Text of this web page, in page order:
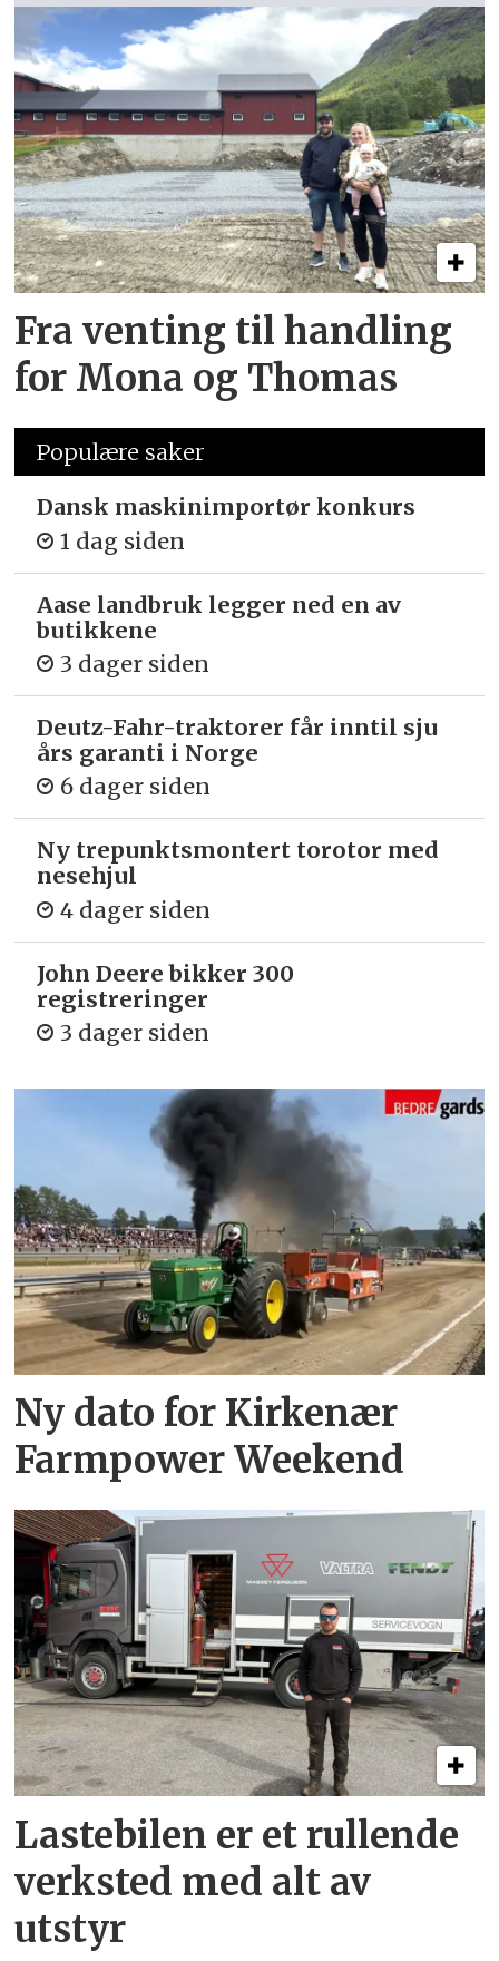
Fra venting til handling
for Mona og Thomas
Populære saker
Dansk maskinimportør konkurs
1 dag siden
Aase landbruk legger ned en av
butikkene
3 dager siden
Deutz-Fahr-traktorer får inntil sju
års garanti i Norge
6 dager siden
Ny trepunkts­montert torotor med
nesehjul
4 dager siden
John Deere bikker 300
registreringer
3 dager siden
Ny dato for Kirkenær
Farmpower Weekend
Lastebilen er et rullende
verksted med alt av
utstyr